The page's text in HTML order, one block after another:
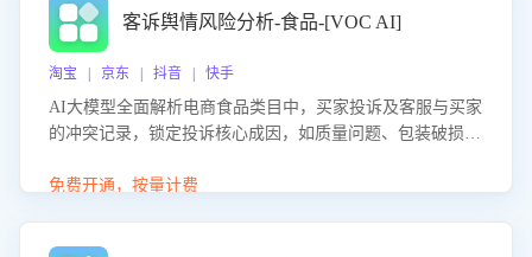
客诉舆情风险分析-食品-[VOC AI]
淘宝 | 京东 | 抖音 | 快手
AI大模型全面解析电商食品类目中，买家投诉及客服与买家
的冲突记录，锁定投诉核心成因，如质量问题、包装破损
置差评防控，提升客户满意度。
免费开通，按量计费